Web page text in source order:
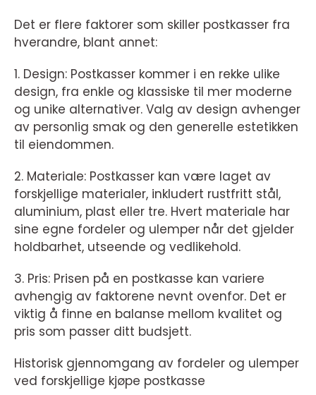
Det er flere faktorer som skiller postkasser fra
hverandre, blant annet:
1. Design: Postkasser kommer i en rekke ulike
design, fra enkle og klassiske til mer moderne
og unike alternativer. Valg av design avhenger
av personlig smak og den generelle estetikken
til eiendommen.
2. Materiale: Postkasser kan være laget av
forskjellige materialer, inkludert rustfritt stål,
aluminium, plast eller tre. Hvert materiale har
sine egne fordeler og ulemper når det gjelder
holdbarhet, utseende og vedlikehold.
3. Pris: Prisen på en postkasse kan variere
avhengig av faktorene nevnt ovenfor. Det er
viktig å finne en balanse mellom kvalitet og
pris som passer ditt budsjett.
Historisk gjennomgang av fordeler og ulemper
ved forskjellige kjøpe postkasse